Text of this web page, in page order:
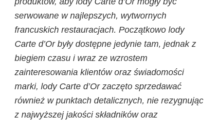
serwowane w najlepszych, wytwornych
francuskich restauracjach. Początkowo lody
Carte d’Or były dostępne jedynie tam, jednak z
biegiem czasu i wraz ze wzrostem
zainteresowania klientów oraz świadomości
marki, lody Carte d’Or zaczęto sprzedawać
również w punktach detalicznych, nie rezygnując
z najwyższej jakości składników oraz